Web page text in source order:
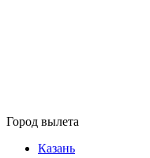
Город вылета
Казань